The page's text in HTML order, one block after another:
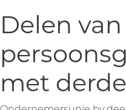
Delen van
met